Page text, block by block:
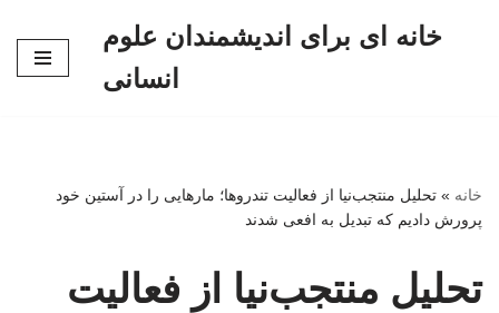
خانه ای برای اندیشمندان علوم
انسانی
خانه » تحلیل منتجب‌نیا از فعالیت تندروها؛ مارهایی را در آستین خود
پرورش دادیم که تبدیل به افعی شدند
تحلیل منتجب‌نیا از فعالیت